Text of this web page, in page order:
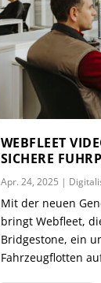
WEBFLEET
SICHERE
Apr. 24, 2025 |
Mit der neuen
bringt Webfleet,
Bridgestone, ein
Fahrzeugflotten